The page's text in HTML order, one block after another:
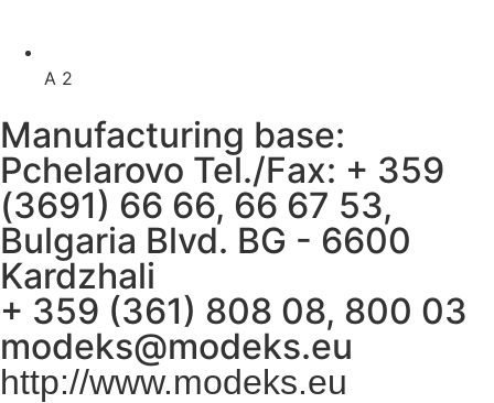
A 2
Manufacturing base:
Pchelarovo Tel./Fax: + 359
(3691) 66 66, 66 67 53,
Bulgaria Blvd. BG - 6600
Kardzhali
+ 359 (361) 808 08, 800 03
modeks@modeks.eu
http://www.modeks.eu